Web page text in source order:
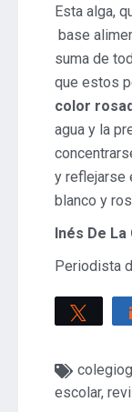
Esta alga,
base
suma de
que estos
color
agua y la
y reflejarse
blanco y
Inés De La
Periodista
escolar,